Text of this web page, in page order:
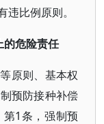
比例原则。
的危险责任
原则、基本权
预防接种补偿
1条，强制预